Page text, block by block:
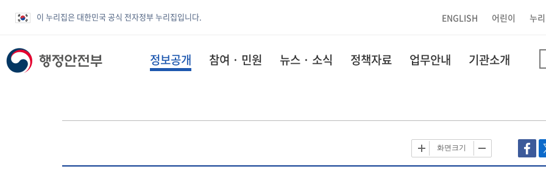
이 누리집은 대한민국 공식 전자정부 누리집입니다. ENGLISH 어린이 누
정보공개 참여 · 민원 뉴스 · 소식 정책자료 업무안내 기관소개
화면크기